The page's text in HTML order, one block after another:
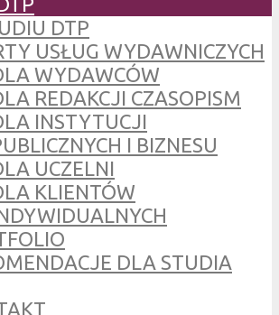
DTP
USŁUG WYDAWNICZYCH
WYDAWCÓW
REDAKCJI CZASOPISM
INSTYTUCJI
I BIZNESU
UCZELNI
KLIENTÓW
DLA STUDIA